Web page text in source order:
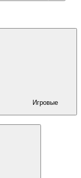
Игровые